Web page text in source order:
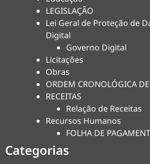
LEGISLAÇÃO
Lei Geral de Proteção de
Digital
Governo Digital
Licitações
Obras
ORDEM CRONOLÓGICA
RECEITAS
Relação de Receitas
Recursos Humanos
FOLHA DE
Categorias